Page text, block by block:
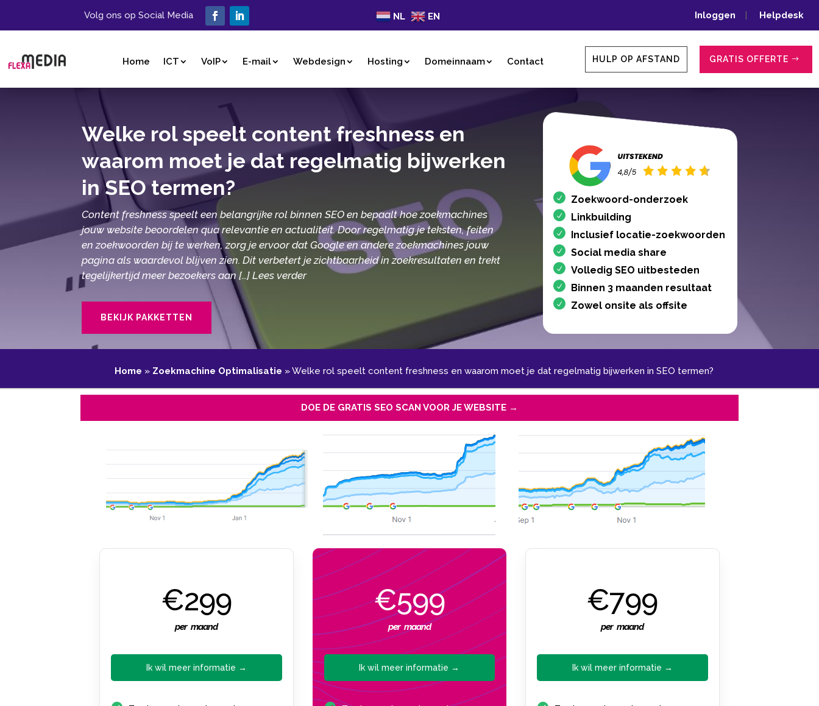
Volg ons op Social Media NL EN Inloggen | Helpdesk
Home ICT VoIP E-mail Webdesign Hosting Domeinnaam Contact HULP OP AFSTAND GRATIS OFFERTE
Welke rol speelt content freshness en
waarom moet je dat regelmatig bijwerken
in SEO termen?
Content freshness speelt een belangrijke rol binnen SEO en bepaalt hoe zoekmachines
jouw website beoordelen qua relevantie en actualiteit.​ Door regelmatig je teksten, feiten
en zoekwoorden bij te werken, zorg je ervoor dat Google en andere zoekmachines jouw
pagina als waardevol blijven zien.​ Dit verbetert je zichtbaarheid in zoekresultaten en trekt
tegelijkertijd meer bezoekers aan […] Lees verder
BEKIJK PAKKETTEN
Zoekwoord-onderzoek
Linkbuilding
Inclusief locatie-zoekwoorden
Social media share
Volledig SEO uitbesteden
Binnen 3 maanden resultaat
Zowel onsite als offsite
Home » Zoekmachine Optimalisatie »Welke rol speelt content freshness en waarom moet je dat regelmatig bijwerken in SEO termen?
DOE DE GRATIS SEO SCAN VOOR JE WEBSITE →
€299
per maand
Ik wil meer informatie →
€599
per maand
Ik wil meer informatie →
€799
per maand
Ik wil meer informatie →